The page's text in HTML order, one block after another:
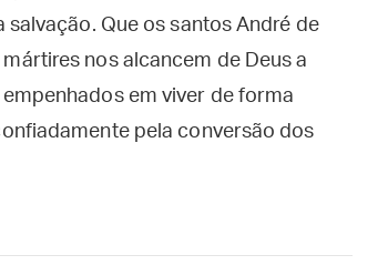
Que os santos André de
nos alcancem de Deus a
em viver de forma
pela conversão dos